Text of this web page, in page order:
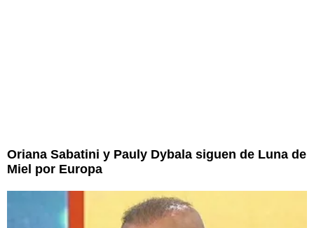
Oriana Sabatini y Pauly Dybala siguen de Luna de
Miel por Europa